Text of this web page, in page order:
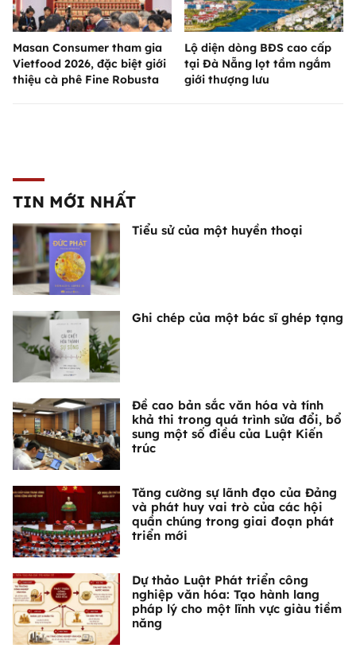
Masan Consumer tham gia
Vietfood 2026, đặc biệt giới
thiệu cà phê Fine Robusta
Lộ diện dòng BĐS cao cấp
tại Đà Nẵng lọt tầm ngắm
giới thượng lưu
TIN MỚI NHẤT
Tiểu sử của một huyền thoại
Ghi chép của một bác sĩ ghép tạng
Đề cao bản sắc văn hóa và tính
khả thi trong quá trình sửa đổi, bổ
sung một số điều của Luật Kiến
trúc
Tăng cường sự lãnh đạo của Đảng
và phát huy vai trò của các hội
quần chúng trong giai đoạn phát
triển mới
Dự thảo Luật Phát triển công
nghiệp văn hóa: Tạo hành lang
pháp lý cho một lĩnh vực giàu tiềm
năng